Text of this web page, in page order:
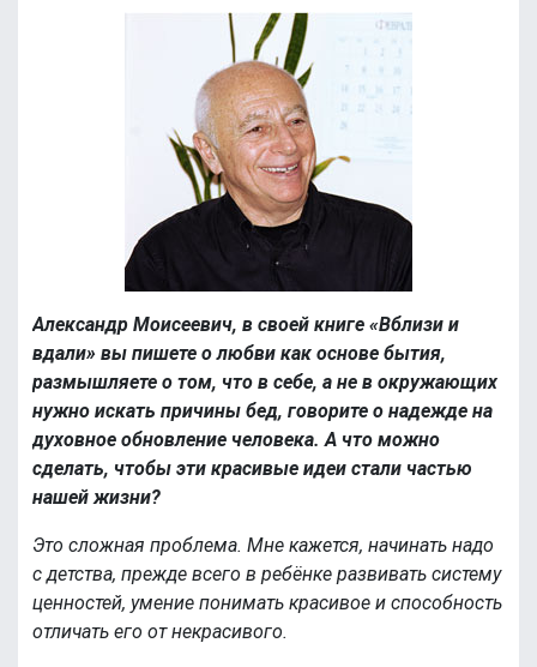
Александр Моисеевич, в своей книге «Вблизи и
вдали» вы пишете о любви как основе бытия,
размышляете о том, что в себе, а не в окружающих
нужно искать причины бед, говорите о надежде на
духовное обновление человека. А что можно
сделать, чтобы эти красивые идеи стали частью
нашей жизни?
Это сложная проблема. Мне кажется, начинать надо
с детства, прежде всего в ребёнке развивать систему
ценностей, умение понимать красивое и способность
отличать его от некрасивого.